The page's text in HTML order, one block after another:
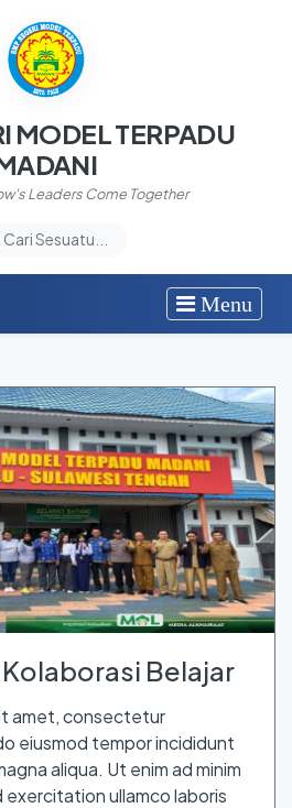
MODEL TERPADU
Leaders Come Together
Cari Sesuatu...
Menu
Belajar
amet, consectetur
eiusmod tempor incididunt
aliqua. Ut enim ad minim
exercitation ullamco laboris